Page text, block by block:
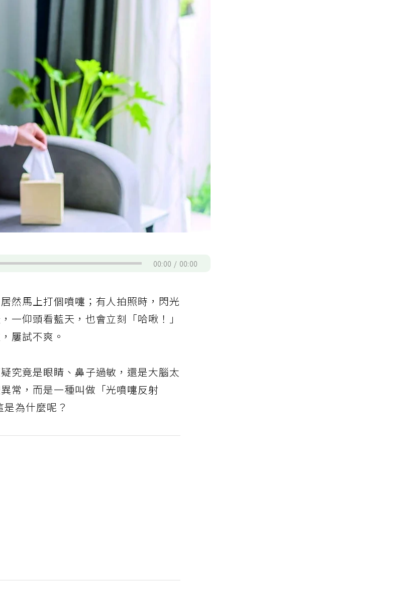
00:00 00:00
然馬上打個噴嚏；有人拍照時，閃光
一仰頭看藍天，也會立刻「哈啾！」
屢試不爽。
究竟是眼睛、鼻子過敏，還是大腦太
常，而是一種叫做「光噴嚏反射
為什麼呢？